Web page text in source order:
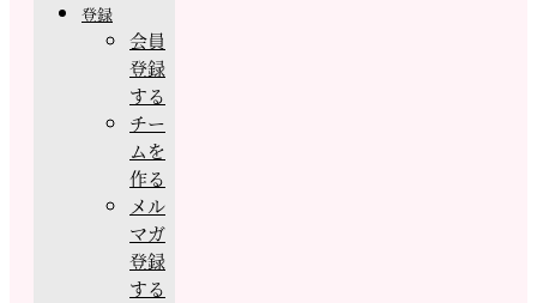
登録
会員
登録
する
チー
ムを
作る
メル
マガ
登録
する